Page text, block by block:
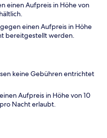
einen Aufpreis in Höhe von
einen Aufpreis in Höhe
bereitgestellt werden.
keine Gebühren entrichtet
Aufpreis in Höhe von 10
Nacht erlaubt.